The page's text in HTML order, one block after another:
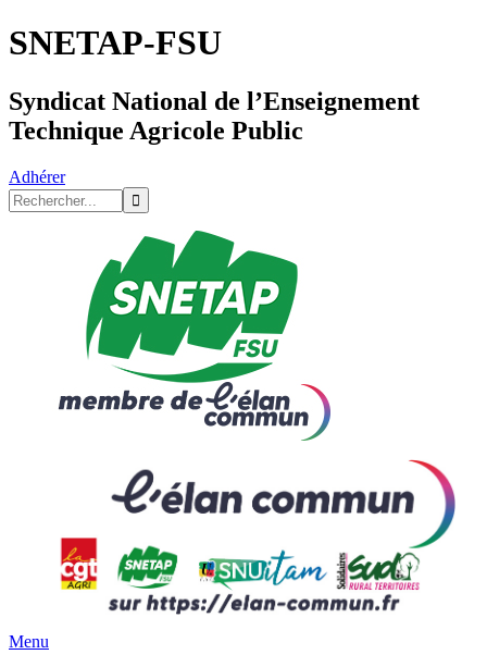
SNETAP-FSU
Syndicat National de l’Enseignement
Technique Agricole Public
Adhérer
Menu